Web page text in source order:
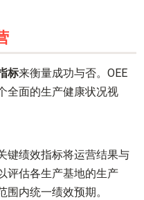
标来衡量成功与否。OEE
全面的生产健康状况视
键绩效指标将运营结果与
评估各生产基地的生产
内统一绩效预期。